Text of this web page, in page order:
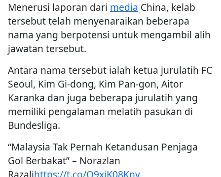
Menerusi laporan dari media China, kelab
tersebut telah menyenaraikan beberapa
nama yang berpotensi untuk mengambil alih
jawatan tersebut.
Antara nama tersebut ialah ketua jurulatih FC
Seoul, Kim Gi-dong, Kim Pan-gon, Aitor
Karanka dan juga beberapa jurulatih yang
memiliki pengalaman melatih pasukan di
Bundesliga.
“Malaysia Tak Pernah Ketandusan Penjaga
Gol Berbakat” – Norazlan